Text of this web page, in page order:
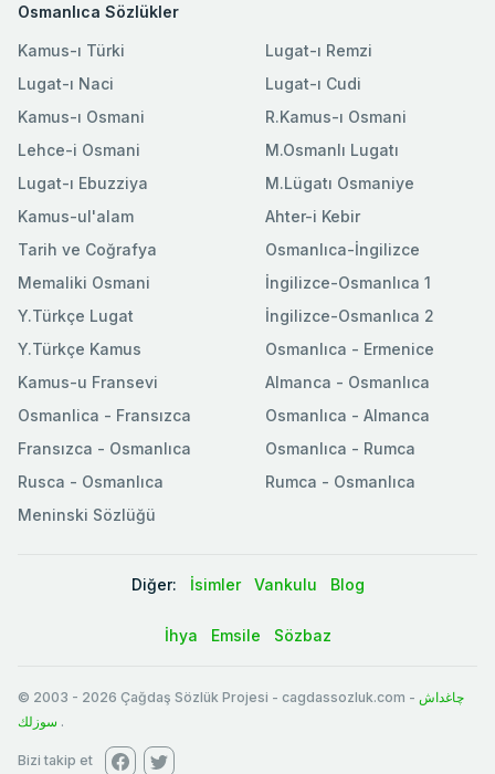
Osmanlıca Sözlükler
Kamus-ı Türki
Lugat-ı Naci
Kamus-ı Osmani
Lehce-i Osmani
Lugat-ı Ebuzziya
Lugat-ı Remzi
Lugat-ı Cudi
R.Kamus-ı Osmani
M.Osmanlı Lugatı
M.Lügatı Osmaniye
Kamus-ul'alam
Tarih ve Coğrafya
Memaliki Osmani
Y.Türkçe Lugat
Y.Türkçe Kamus
Ahter-i Kebir
Osmanlıca-İngilizce
İngilizce-Osmanlıca 1
İngilizce-Osmanlıca 2
Osmanlıca - Ermenice
Kamus-u Fransevi
Osmanlica - Fransızca
Fransızca - Osmanlıca
Rusca - Osmanlıca
Meninski Sözlüğü
Almanca - Osmanlıca
Osmanlıca - Almanca
Osmanlıca - Rumca
Rumca - Osmanlıca
Diğer: İsimler Vankulu Blog
İhya Emsile Sözbaz
© 2003 - 2026 Çağdaş Sözlük Projesi - cagdassozluk.com - چاغداش
سوزلك .
Bizi takip et